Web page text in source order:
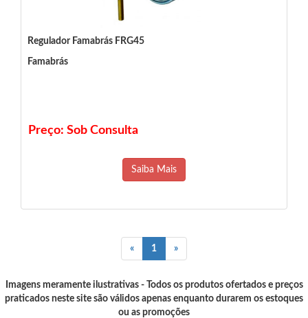
Regulador Famabrás FRG45
Famabrás
Preço: Sob Consulta
Saiba Mais
« 1 »
Imagens meramente ilustrativas - Todos os produtos ofertados e preços
praticados neste site são válidos apenas enquanto durarem os estoques
ou as promoções